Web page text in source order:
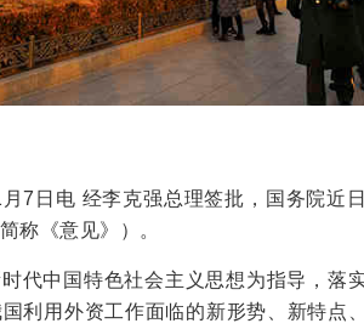
7日电 经李克强总理签批，国务院近
称《意见》）。
代中国特色社会主义思想为指导，落
利用外资工作面临的新形势、新特点